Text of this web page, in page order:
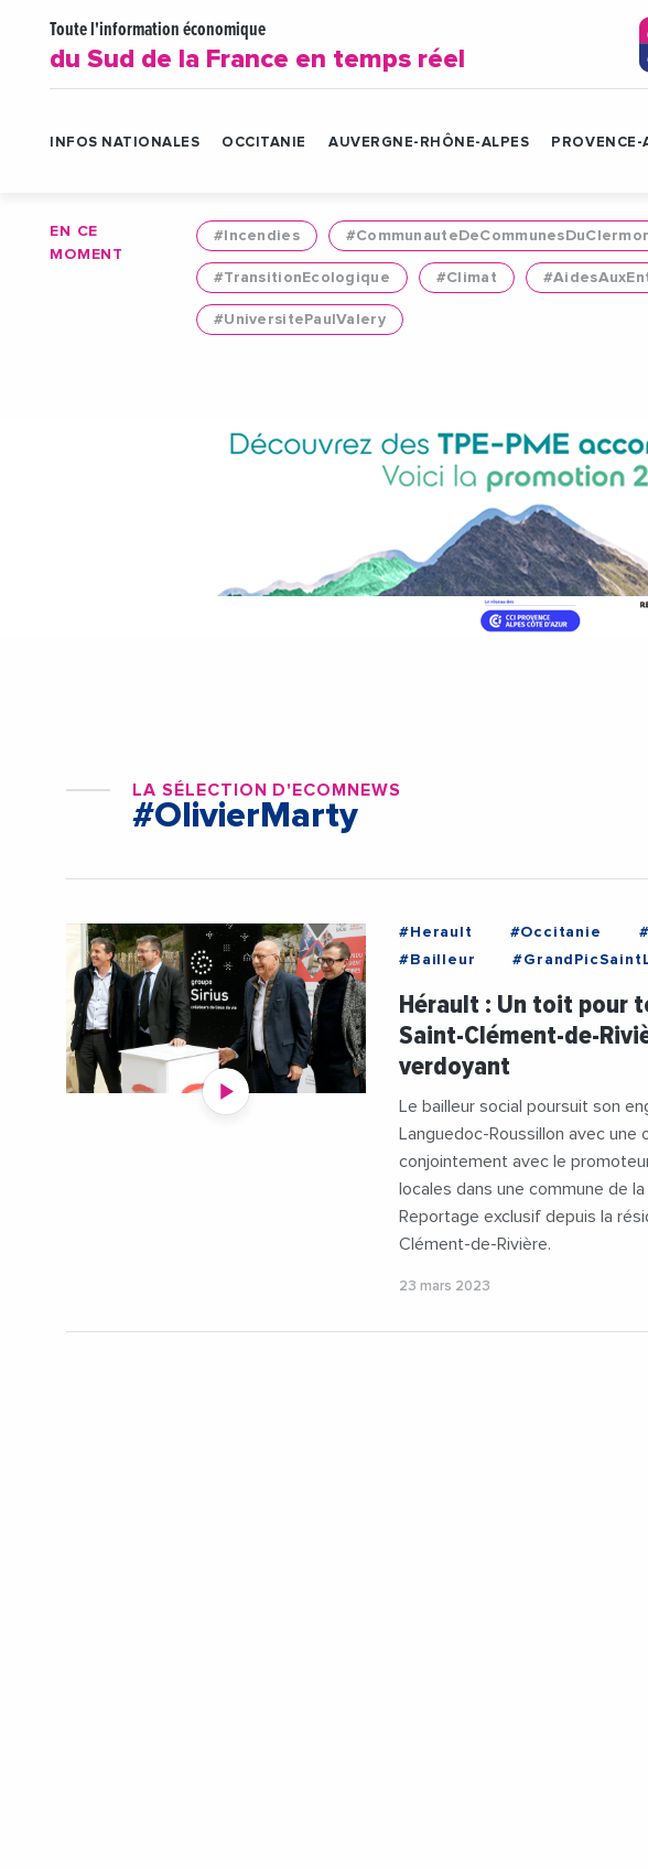
Toute l'information économique
du Sud de la France en temps réel
INFOS NATIONALES OCCITANIE AUVERGNE-RHÔNE-ALPES PROVENCE-
EN CE
MOMENT
#Incendies
#TransitionEcologique #Climat
#UniversitePaulValery
LA SÉLECTION D'ECOMNEWS
#OlivierMarty
#Herault #Occitanie
#Bailleur
#LogementSocial
#OlivierMarty
#Sirius
#Videos
Hérault : Un toit pour
Saint-Clément-de-
verdoyant
Le bailleur social poursuit son
Languedoc-Roussillon avec
conjointement avec le
locales dans une commune de
Reportage exclusif depuis la
Clément-de-Rivière.
23 mars 2023